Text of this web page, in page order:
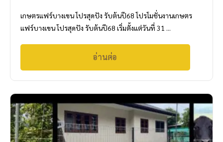
เกษตรแฟร์บางเขน โปรสุดปัง รับต้นปี68 โปรโมชั่นงานเกษตร
แฟร์บางเขน โปรสุดปัง รับต้นปี68 เริ่มตั้งแต่วันที่ 31 ...
อ่านต่อ